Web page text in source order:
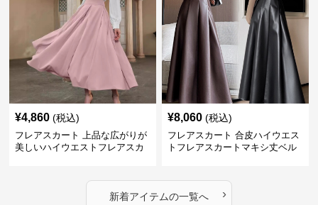
¥4,860 (税込)
フレアスカート 上品な広がりが
美しいハイウエストフレアスカ
¥8,060 (税込)
フレアスカート 合皮ハイウエス
トフレアスカートマキシ丈ベル
新着アイテムの一覧へ ›